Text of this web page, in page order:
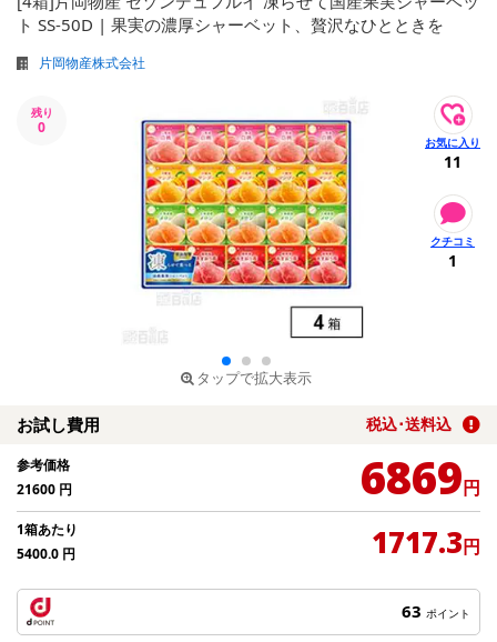
ト SS-50D | 果実の濃厚シャーベット、贅沢なひとときを
片岡物産株式会社
残り
0
タップで拡大表示
11
1
お試し費用 税込･送料込
参考価格
21600 円 6869円
1箱あたり
5400.0 円 1717.3円
63 ポイント